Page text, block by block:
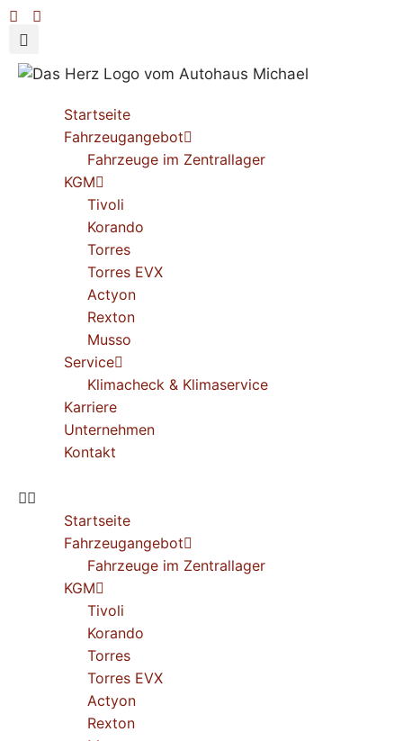
Startseite
Fahrzeugangebot
Fahrzeuge im Zentrallager
KGM
Tivoli
Korando
Torres
Torres EVX
Actyon
Rexton
Musso
Service
Klimacheck & Klimaservice
Karriere
Unternehmen
Kontakt
Startseite
Fahrzeugangebot
Fahrzeuge im Zentrallager
KGM
Tivoli
Korando
Torres
Torres EVX
Actyon
Rexton